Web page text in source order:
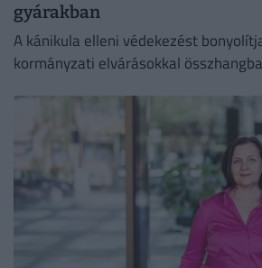
gyárakban
A kánikula elleni védekezést
kormányzati elvárásokkal